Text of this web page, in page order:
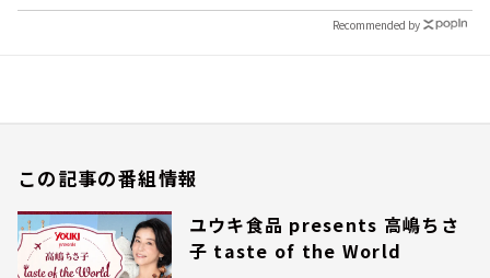
Recommended by
この記事の番組情報
ユウキ食品 presents 高嶋ちさ
子 taste of the World